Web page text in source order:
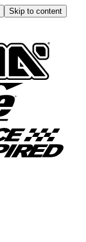
Skip to content